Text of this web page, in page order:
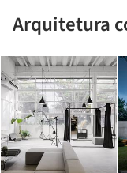
Arquitetura